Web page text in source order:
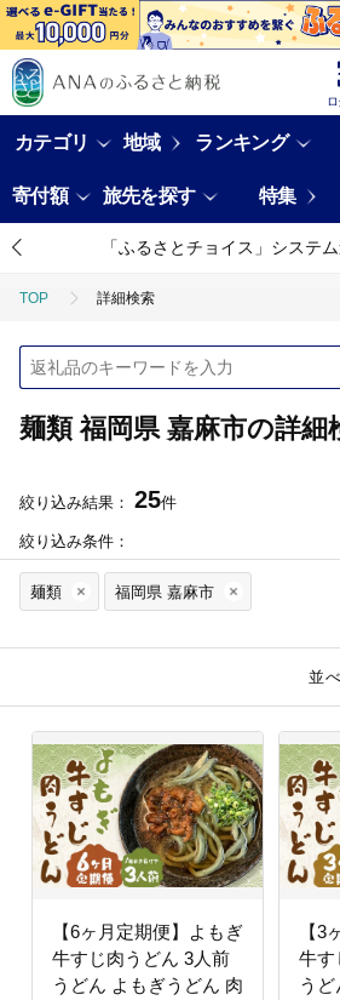
カテゴリ 地域 ランキング
寄付額 旅先を探す 特集
「ふるさとチョイス」システ
TOP 詳細検索
麺類 福岡県 嘉麻市の詳細
絞り込み結果： 25件
絞り込み条件：
麺類 福岡県 嘉麻市
並
【6ヶ月定期便】よもぎ
牛すじ肉うどん 3人前
うどん よもぎうどん 肉
【3
牛す
う